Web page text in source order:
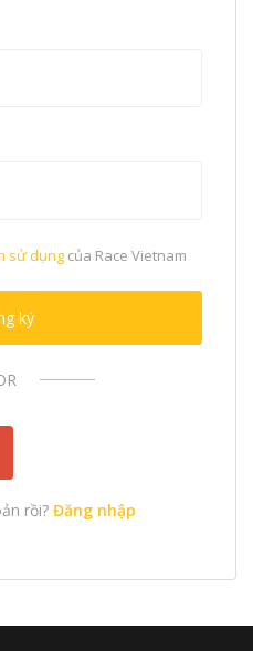
sử dụngcủa Race Vietnam
ký
rồi? Đăng nhập